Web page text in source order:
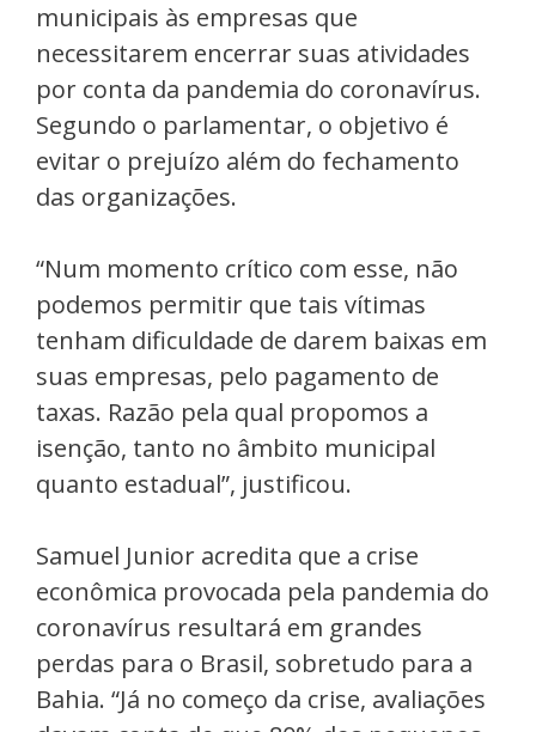
municipais às empresas que
necessitarem encerrar suas atividades
por conta da pandemia do coronavírus.
Segundo o parlamentar, o objetivo é
evitar o prejuízo além do fechamento
das organizações.
“Num momento crítico com esse, não
podemos permitir que tais vítimas
tenham dificuldade de darem baixas em
suas empresas, pelo pagamento de
taxas. Razão pela qual propomos a
isenção, tanto no âmbito municipal
quanto estadual”, justificou.
Samuel Junior acredita que a crise
econômica provocada pela pandemia do
coronavírus resultará em grandes
perdas para o Brasil, sobretudo para a
Bahia. “Já no começo da crise, avaliações